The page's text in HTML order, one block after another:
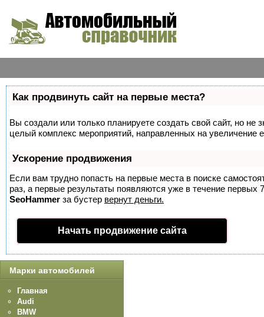
Как продвинуть сайт на первые места?
Вы создали или только планируете создать свой сайт, но не
целый комплекс мероприятий, направленных на увеличение
Ускорение продвижения
Если вам трудно попасть на первые места в поиске
раз, а первые результаты появляются уже в течение первых
SeoHammer за бустер вернут деньги.
Начать продвижение сайта
Марки автомобилей
Главная
Audi
BMW